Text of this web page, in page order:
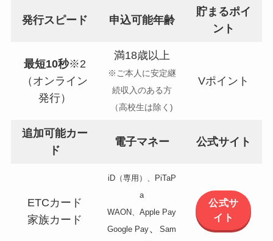
発行スピード 申込可能年齢
貯まるポイ
ント
最短10秒※2
（オンライン
発行）
満18歳以上
※ご本人に安定継
続収入のある方
（高校生は除く)
Vポイント
追加可能カー
ド
電子マネー 公式サイト
ETCカード
家族カード
iD（専用）、PiTaP
a
WAON、Apple Pay
Google Pay、Sam
公式サ
イト